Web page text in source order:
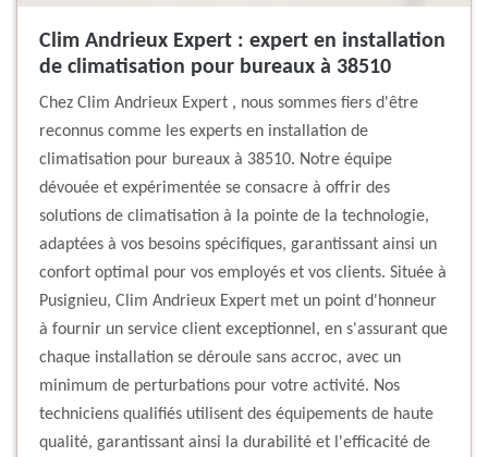
Clim Andrieux Expert : expert en installation
de climatisation pour bureaux à 38510
Chez Clim Andrieux Expert , nous sommes fiers d'être
reconnus comme les experts en installation de
climatisation pour bureaux à 38510. Notre équipe
dévouée et expérimentée se consacre à offrir des
solutions de climatisation à la pointe de la technologie,
adaptées à vos besoins spécifiques, garantissant ainsi un
confort optimal pour vos employés et vos clients. Située à
Pusignieu, Clim Andrieux Expert met un point d'honneur
à fournir un service client exceptionnel, en s'assurant que
chaque installation se déroule sans accroc, avec un
minimum de perturbations pour votre activité. Nos
techniciens qualifiés utilisent des équipements de haute
qualité, garantissant ainsi la durabilité et l'efficacité de